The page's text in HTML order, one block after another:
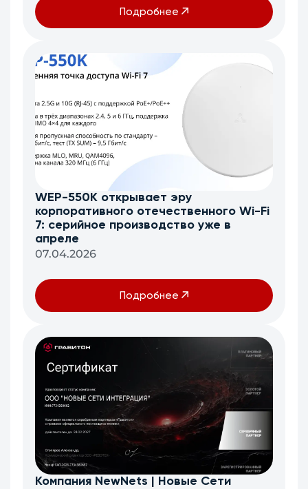
Подробнее
WEP-550K открывает эру
корпоративного отечественного Wi-Fi
7: серийное производство уже в
апреле
07.04.2026
Подробнее
Компания NewNets | Новые Сети